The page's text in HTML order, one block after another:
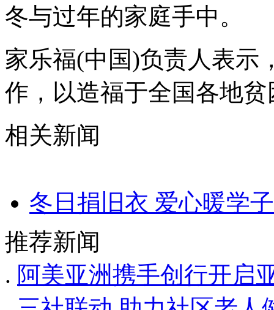
冬与过年的家庭手中。
家乐福(中国)负责人表示
作，以造福于全国各地
相关新闻
冬日捐旧衣 爱心暖学子
推荐新闻
. 阿美亚洲携手创行开启